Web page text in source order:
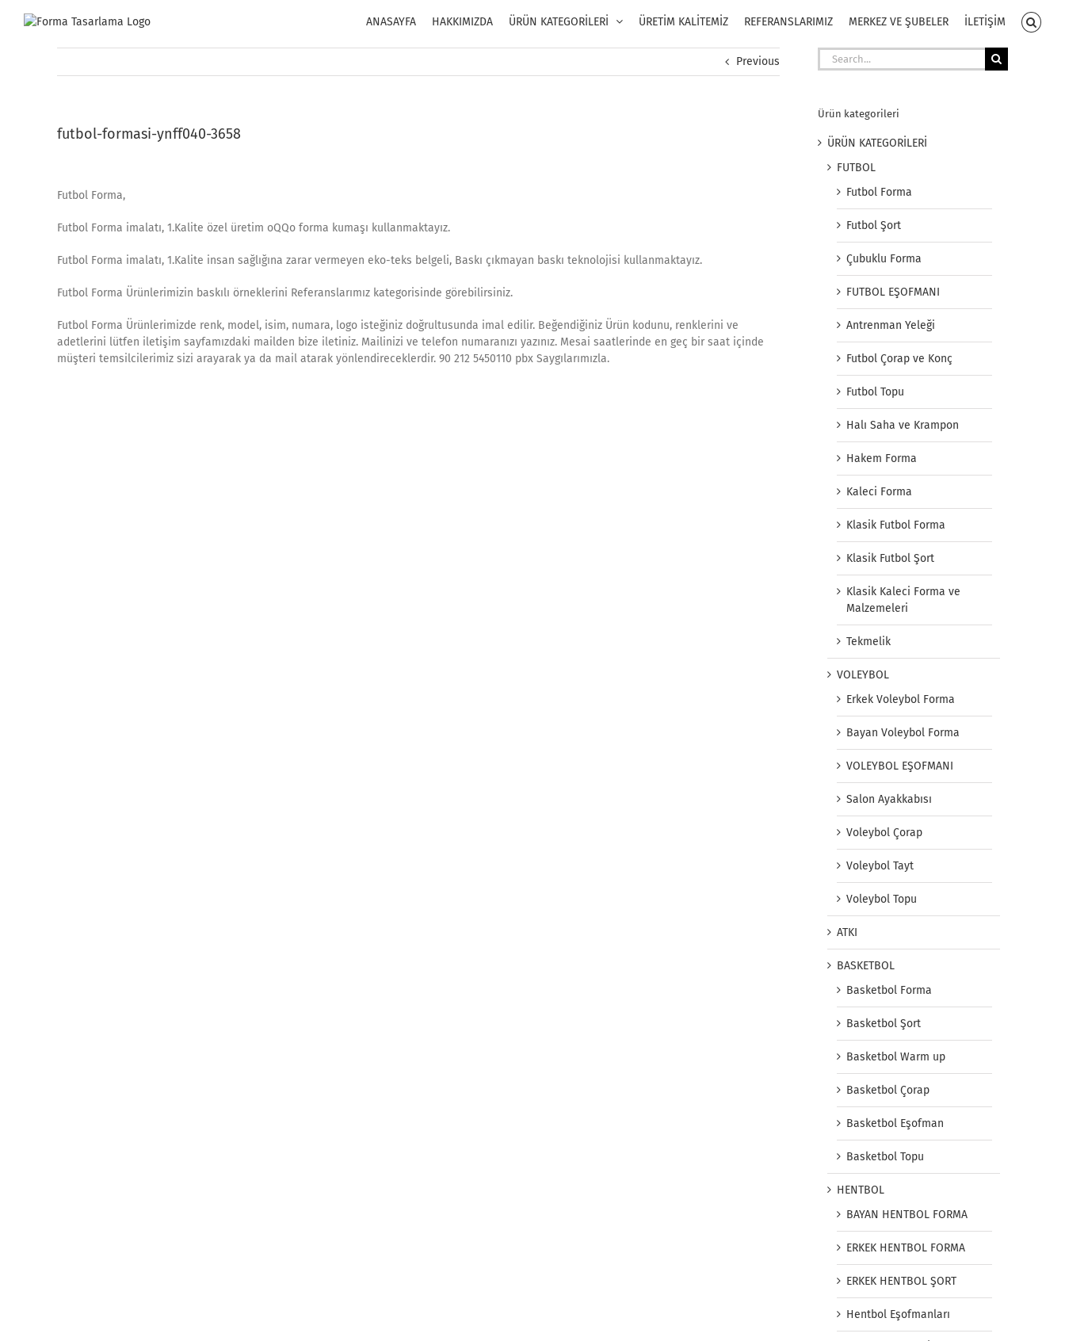
ANASAYFA HAKKIMIZDA ÜRÜN KATEGORİLERİ ÜRETİM KALİTEMİZ REFERANSLARIMIZ MERKEZ VE ŞUBELER İLETİŞİM
Previous
futbol-formasi-ynff040-3658
Futbol Forma,
Futbol Forma imalatı, 1.Kalite özel üretim oQQo forma kumaşı kullanmaktayız.
Futbol Forma imalatı, 1.Kalite insan sağlığına zarar vermeyen eko-teks belgeli, Baskı çıkmayan baskı teknolojisi kullanmaktayız.
Futbol Forma Ürünlerimizin baskılı örneklerini Referanslarımız kategorisinde görebilirsiniz.
Futbol Forma Ürünlerimizde renk, model, isim, numara, logo isteğiniz doğrultusunda imal edilir. Beğendiğiniz Ürün kodunu, renklerini ve
adetlerini lütfen iletişim sayfamızdaki mailden bize iletiniz. Mailinizi ve telefon numaranızı yazınız. Mesai saatlerinde en geç bir saat içinde
müşteri temsilcilerimiz sizi arayarak ya da mail atarak yönlendireceklerdir. 90 212 5450110 pbx Saygılarımızla.
Search
for:
Ürün kategorileri
ÜRÜN KATEGORİLERİ
FUTBOL
Futbol Forma
Futbol Şort
Çubuklu Forma
FUTBOL EŞOFMANI
Antrenman Yeleği
Futbol Çorap ve Konç
Futbol Topu
Halı Saha ve Krampon
Hakem Forma
Kaleci Forma
Klasik Futbol Forma
Klasik Futbol Şort
Klasik Kaleci Forma ve
Malzemeleri
Tekmelik
VOLEYBOL
Erkek Voleybol Forma
Bayan Voleybol Forma
VOLEYBOL EŞOFMANI
Salon Ayakkabısı
Voleybol Çorap
Voleybol Tayt
Voleybol Topu
ATKI
BASKETBOL
Basketbol Forma
Basketbol Şort
Basketbol Warm up
Basketbol Çorap
Basketbol Eşofman
Basketbol Topu
HENTBOL
BAYAN HENTBOL FORMA
ERKEK HENTBOL FORMA
ERKEK HENTBOL ŞORT
Hentbol Eşofmanları